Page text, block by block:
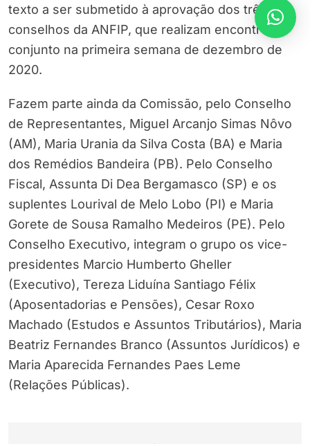
texto a ser submetido à aprovação dos três
conselhos da ANFIP, que realizam encontro
conjunto na primeira semana de dezembro de
2020.
Fazem parte ainda da Comissão, pelo Conselho
de Representantes, Miguel Arcanjo Simas Nôvo
(AM), Maria Urania da Silva Costa (BA) e Maria
dos Remédios Bandeira (PB). Pelo Conselho
Fiscal, Assunta Di Dea Bergamasco (SP) e os
suplentes Lourival de Melo Lobo (PI) e Maria
Gorete de Sousa Ramalho Medeiros (PE). Pelo
Conselho Executivo, integram o grupo os vice-
presidentes Marcio Humberto Gheller
(Executivo), Tereza Liduína Santiago Félix
(Aposentadorias e Pensões), Cesar Roxo
Machado (Estudos e Assuntos Tributários), Maria
Beatriz Fernandes Branco (Assuntos Jurídicos) e
Maria Aparecida Fernandes Paes Leme
(Relações Públicas).